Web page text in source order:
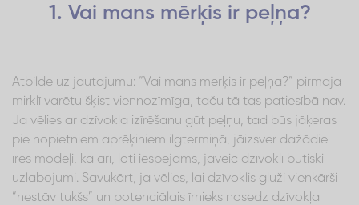
1. Vai mans mērķis ir peļņa?
Atbilde uz jautājumu: “Vai mans mērķis ir peļņa?” pirmajā
mirklī varētu šķist viennozīmīga, taču tā tas patiesībā nav.
Ja vēlies ar dzīvokļa izīrēšanu gūt peļņu, tad būs jāķeras
pie nopietniem aprēķiniem ilgtermiņā, jāizsver dažādie
īres modeļi, kā arī, ļoti iespējams, jāveic dzīvoklī būtiski
uzlabojumi. Savukārt, ja vēlies, lai dzīvoklis gluži vienkārši
“nestāv tukšs” un potenciālais īrnieks nosedz dzīvokļa